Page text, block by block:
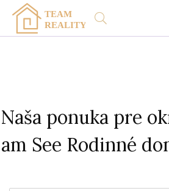
Naša ponuka pre
am See Rodinné